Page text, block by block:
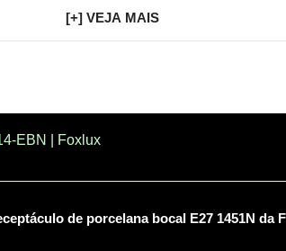
[+] VEJA MAIS
EBN | Foxlux
de porcelana bocal E27 1451N